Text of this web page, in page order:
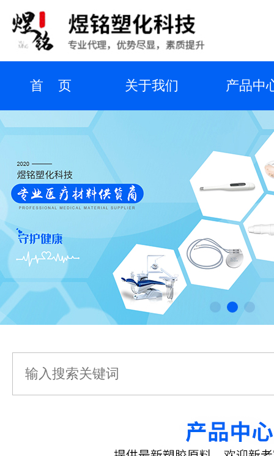
首 页 关于我们 产品中
新闻资
在线留言